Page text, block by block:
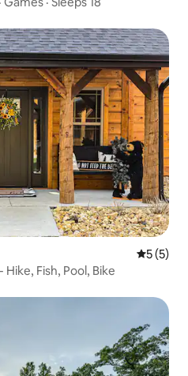
5 (5)
Fish, Pool, Bike